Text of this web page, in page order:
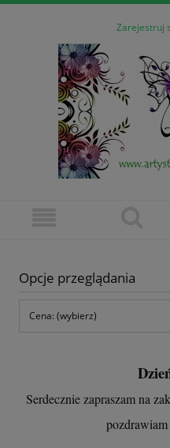
Zarejestruj
Opcje przeglądania
Cena: (wybierz)
Serdecznie zapraszam na
pozdrawiam